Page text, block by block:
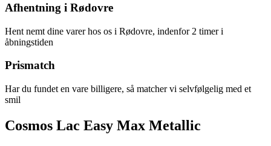
Afhentning i Rødovre
Hent nemt dine varer hos os i Rødovre, indenfor 2 timer i
åbningstiden
Prismatch
Har du fundet en vare billigere, så matcher vi selvfølgelig med et
smil
Cosmos Lac Easy Max Metallic